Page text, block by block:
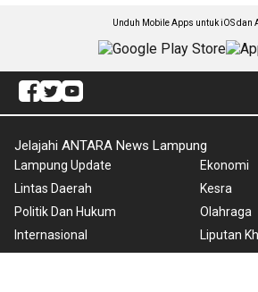
Unduh Mobile Apps untuk iOS dan
Jelajahi ANTARA News Lampung
Lampung Update
Lintas Daerah
Politik Dan Hukum
Internasional
Ekonomi
Kesra
Olahraga
Liputan